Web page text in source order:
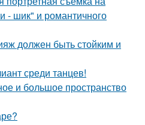
- шик" и романтичного
должен быть стойким и
среди танцев!
и большое пространство